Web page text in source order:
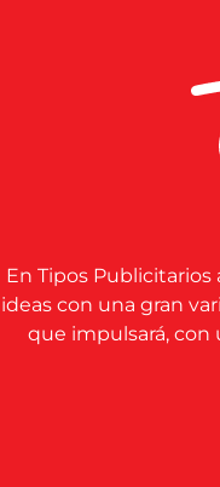
En Tipos
ideas con una gran
que impulsará, con